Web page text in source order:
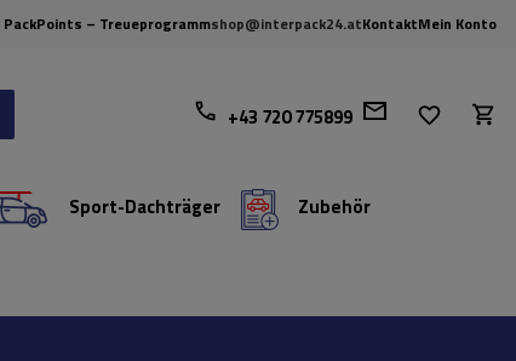
PackPoints – Treueprogrammshop@interpack24.atKontaktMein Konto
+43 720 775899
Sport-Dachträger Zubehör